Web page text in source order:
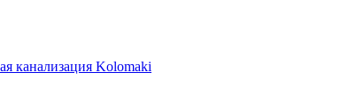
канализация Kolomaki